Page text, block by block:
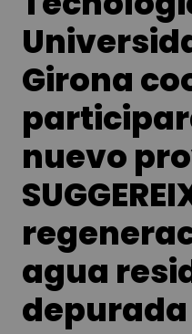
Girona
nuevo
agua
depurada